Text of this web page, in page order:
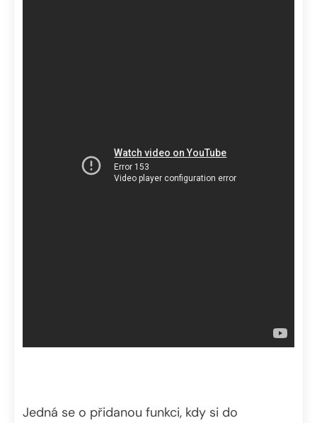
Jedná se o přidanou funkci, kdy si do